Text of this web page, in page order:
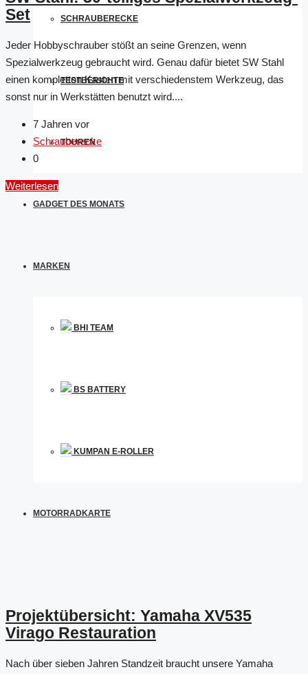
SCHRAUBERECKE
TESTBERICHTE
TOUREN
GADGET DES MONATS
MARKEN
BHI TEAM
BS BATTERY
KUMPAN E-ROLLER
MOTORRADKARTE
Set
Jeder Hobbyschrauber stößt an seine Grenzen, wenn
Spezialwerkzeug gebraucht wird. Genau dafür bietet SW Stahl
einen kompletten Kasten mit verschiedenstem Werkzeug, das
sonst nur in Werkstätten benutzt wird....
7 Jahren vor
Schrauberecke
0
Weiterlesen
Projektübersicht: Yamaha XV535
Virago Restauration
Nach über sieben Jahren Standzeit braucht unsere Yamaha